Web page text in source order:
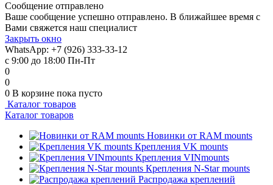
Сообщение отправлено
Ваше сообщение успешно отправлено. В ближайшее время с
Вами свяжется наш специалист
Закрыть окно
WhatsApp: +7 (926) 333-33-12
с 9:00 до 18:00 Пн-Пт
0
0
0 В корзине пока пусто
Каталог товаров
Каталог товаров
Новинки от RAM mounts
Крепления VK mounts
Крепления VINmounts
Крепления N-Star mounts
Распродажа креплений